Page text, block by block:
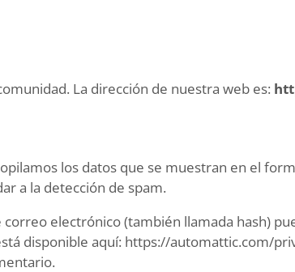
La dirección de nuestra web es:
los datos que se muestran en el
a la detección de spam.
electrónico (también llamada hash)
disponible aquí: https://automattic.com/